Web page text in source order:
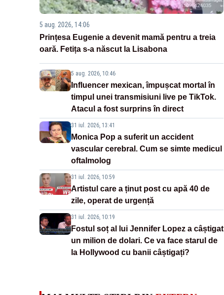
5 aug. 2026, 14:06
Prințesa Eugenie a devenit mamă pentru a treia
oară. Fetița s-a născut la Lisabona
5 aug. 2026, 10:46
Influencer mexican, împușcat mortal în
timpul unei transmisiuni live pe TikTok.
Atacul a fost surprins în direct
31 iul. 2026, 13:41
Monica Pop a suferit un accident
vascular cerebral. Cum se simte medicul
oftalmolog
31 iul. 2026, 10:59
Artistul care a ținut post cu apă 40 de
zile, operat de urgență
31 iul. 2026, 10:19
Fostul soț al lui Jennifer Lopez a câștigat
un milion de dolari. Ce va face starul de
la Hollywood cu banii câștigați?